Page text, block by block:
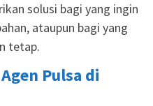
solusi bagi yang ingin
ataupun bagi yang
tetap.
Pulsa di